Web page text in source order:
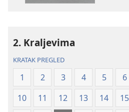
2. Kraljevima
KRATAK PREGLED
1 2 3 4 5 6
10
11 12 13 14 15